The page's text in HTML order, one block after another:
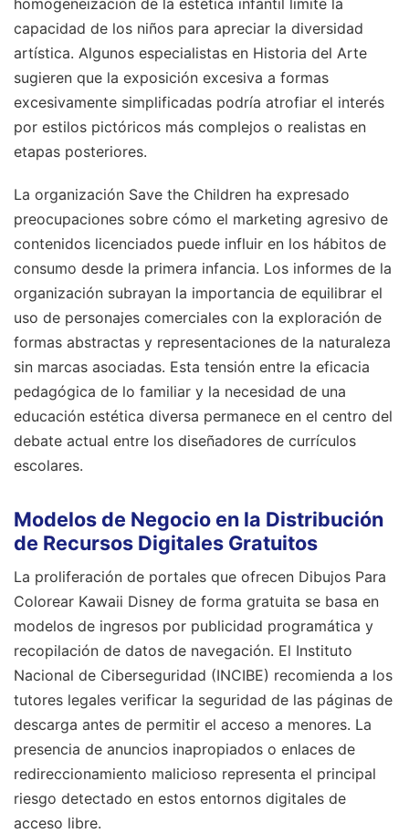
capacidad de los niños para apreciar la diversidad
artística. Algunos especialistas en Historia del Arte
sugieren que la exposición excesiva a formas
excesivamente simplificadas podría atrofiar el interés
por estilos pictóricos más complejos o realistas en
etapas posteriores.
La organización Save the Children ha expresado
preocupaciones sobre cómo el marketing agresivo de
contenidos licenciados puede influir en los hábitos de
consumo desde la primera infancia. Los informes de la
organización subrayan la importancia de equilibrar el
uso de personajes comerciales con la exploración de
formas abstractas y representaciones de la naturaleza
sin marcas asociadas. Esta tensión entre la eficacia
pedagógica de lo familiar y la necesidad de una
educación estética diversa permanece en el centro del
debate actual entre los diseñadores de currículos
escolares.
Modelos de Negocio en la Distribución
de Recursos Digitales Gratuitos
La proliferación de portales que ofrecen Dibujos Para
Colorear Kawaii Disney de forma gratuita se basa en
modelos de ingresos por publicidad programática y
recopilación de datos de navegación. El Instituto
Nacional de Ciberseguridad (INCIBE) recomienda a los
tutores legales verificar la seguridad de las páginas de
descarga antes de permitir el acceso a menores. La
presencia de anuncios inapropiados o enlaces de
redireccionamiento malicioso representa el principal
riesgo detectado en estos entornos digitales de
acceso libre.